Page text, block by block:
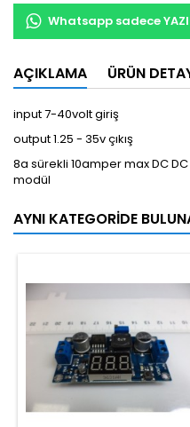
Whatsapp sadece
AÇIKLAMA ÜRÜN
input 7-40volt giriş
output 1.25 - 35v çıkış
8a sürekli 10amper max DC
modül
AYNI KATEGORIDE